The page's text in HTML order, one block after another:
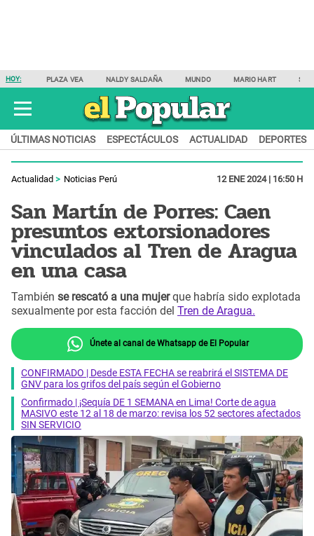
HOY: PLAZA VEA NALDY SALDAÑA MUNDO MARIO HART
ÚLTIMAS NOTICIAS ESPECTÁCULOS ACTUALIDAD DEPORTES
Actualidad Noticias Perú 12 ENE 2024 | 16:50 H
San Martín de Porres: Caen
presuntos extorsionadores
vinculados al Tren de Aragua
en una casa
También se rescató a una mujerque habría sido explotada
sexualmente por esta facción del Tren de Aragua.
Únete al canal de Whatsapp de El Popular
CONFIRMADO | Desde ESTA FECHA se reabrirá el SISTEMA DE
GNV para los grifos del país según el Gobierno
Confirmado | ¡Sequía DE 1 SEMANA en Lima! Corte de agua
MASIVO este 12 al 18 de marzo: revisa los 52 sectores afectados
SIN SERVICIO